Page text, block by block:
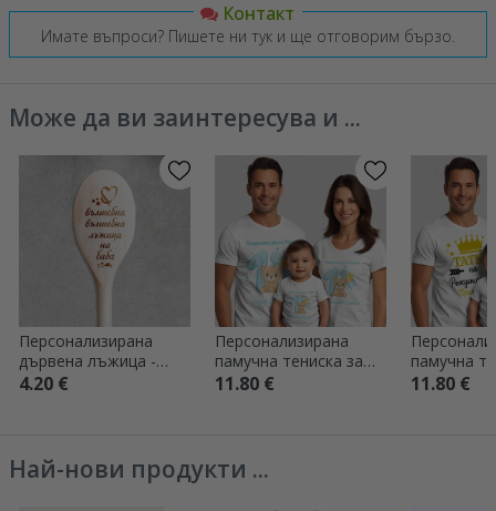
Контакт
Имате въпроси? Пишете ни тук и ще отговорим бързо.
Може да ви заинтересува и ...
Персонализирана
дървена лъжица -
Магическа лъжица
4.20 €
Персонализирана
памучна тениска за
деца/възрастни -
11.80 €
памучна
деца/
11.80 €
Най-нови продукти ...